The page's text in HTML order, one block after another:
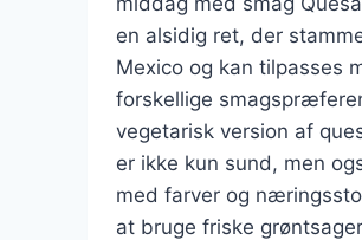
en alsidig ret, der
Mexico og kan tilpasses
forskellige
vegetarisk version af
er ikke kun sund, men
med farver og
at bruge friske